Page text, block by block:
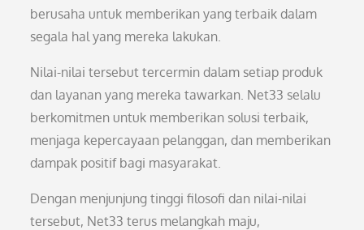
berusaha untuk memberikan yang terbaik dalam
segala hal yang mereka lakukan.
Nilai-nilai tersebut tercermin dalam setiap produk
dan layanan yang mereka tawarkan. Net33 selalu
berkomitmen untuk memberikan solusi terbaik,
menjaga kepercayaan pelanggan, dan memberikan
dampak positif bagi masyarakat.
Dengan menjunjung tinggi filosofi dan nilai-nilai
tersebut, Net33 terus melangkah maju,